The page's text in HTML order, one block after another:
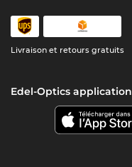
Livraison et retours gratuits
Edel-Optics application